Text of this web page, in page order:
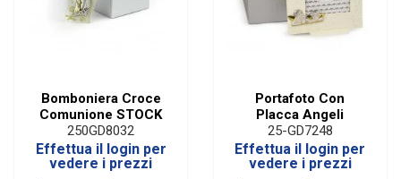
Bomboniera Croce
Comunione STOCK
250GD8032
Effettua il login per
vedere i prezzi
Portafoto Con
Placca Angeli
25-GD7248
Effettua il login per
vedere i prezzi